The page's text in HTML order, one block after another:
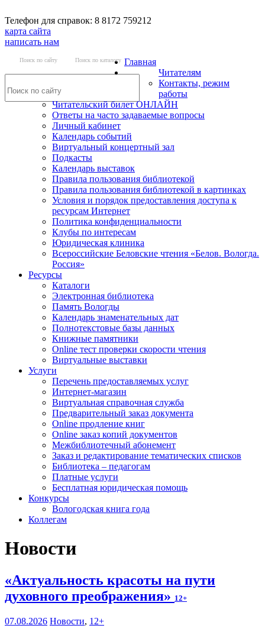
Телефон для справок: 8 8172 759212
карта сайта
написать нам
Поиск по сайту Поиск по каталогу Главная
Читателям
Контакты, режим
работы
Читательский билет ОНЛАЙН
Ответы на часто задаваемые вопросы
Личный кабинет
Календарь событий
Виртуальный концертный зал
Подкасты
Календарь выставок
Правила пользования библиотекой
Правила пользования библиотекой в картинках
Условия и порядок предоставления доступа к
ресурсам Интернет
Политика конфиденциальности
Клубы по интересам
Юридическая клиника
Всероссийские Беловские чтения «Белов. Вологда.
Россия»
Ресурсы
Каталоги
Электронная библиотека
Память Вологды
Календарь знаменательных дат
Полнотекстовые базы данных
Книжные памятники
Online тест проверки скорости чтения
Виртуальные выставки
Услуги
Перечень предоставляемых услуг
Интернет-магазин
Виртуальная справочная служба
Предварительный заказ документа
Online продление книг
Online заказ копий документов
Межбиблиотечный абонемент
Заказ и редактирование тематических списков
Библиотека – педагогам
Платные услуги
Бесплатная юридическая помощь
Конкурсы
Вологодская книга года
Коллегам
Новости
«Актуальность красоты на пути
духовного преображения» 12+
07.08.2026 Новости, 12+